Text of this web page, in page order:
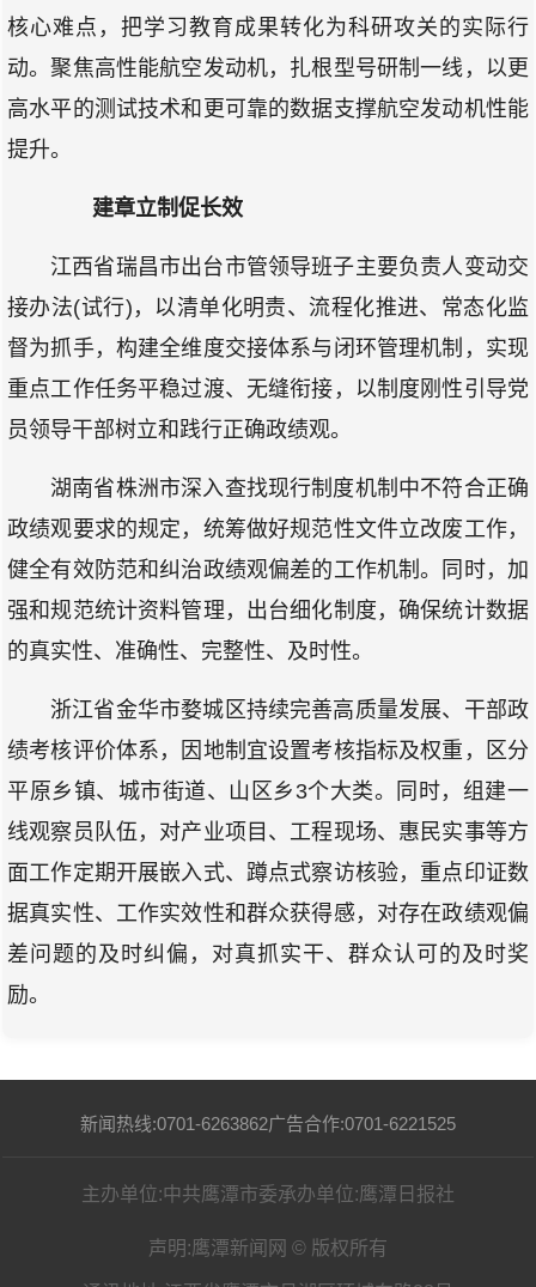
核心难点，把学习教育成果转化为科研攻关的实际行
动。聚焦高性能航空发动机，扎根型号研制一线，以更
高水平的测试技术和更可靠的数据支撑航空发动机性能
提升。
建章立制促长效
江西省瑞昌市出台市管领导班子主要负责人变动交
接办法(试行)，以清单化明责、流程化推进、常态化监
督为抓手，构建全维度交接体系与闭环管理机制，实现
重点工作任务平稳过渡、无缝衔接，以制度刚性引导党
员领导干部树立和践行正确政绩观。
湖南省株洲市深入查找现行制度机制中不符合正确
政绩观要求的规定，统筹做好规范性文件立改废工作，
健全有效防范和纠治政绩观偏差的工作机制。同时，加
强和规范统计资料管理，出台细化制度，确保统计数据
的真实性、准确性、完整性、及时性。
浙江省金华市婺城区持续完善高质量发展、干部政
绩考核评价体系，因地制宜设置考核指标及权重，区分
平原乡镇、城市街道、山区乡3个大类。同时，组建一
线观察员队伍，对产业项目、工程现场、惠民实事等方
面工作定期开展嵌入式、蹲点式察访核验，重点印证数
据真实性、工作实效性和群众获得感，对存在政绩观偏
差问题的及时纠偏，对真抓实干、群众认可的及时奖
励。
新闻热线:0701-6263862广告合作:0701-6221525
主办单位:中共鹰潭市委承办单位:鹰潭日报社
声明:鹰潭新闻网 © 版权所有